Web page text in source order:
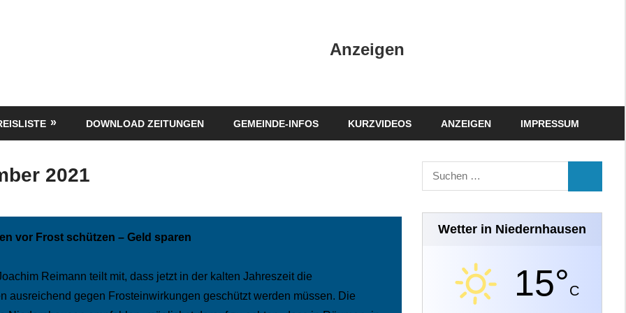
Anzeigen
DOWNLOAD ZEITUNGEN GEMEINDE-INFOS KURZVIDEOS ANZEIGEN IMPRESSUM
2021
vor Frost schützen – Geld sparen
Reimann teilt mit, dass jetzt in der kalten Jahreszeit die
ausreichend gegen Frosteinwirkungen geschützt werden müssen. Die
Suchen
nach:
Wetter in Niedernhausen
15°C